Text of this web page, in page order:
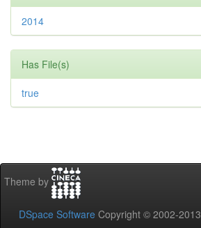
2014
Has File(s)
true
Theme by
DSpace Software Copyright © 2002-2013